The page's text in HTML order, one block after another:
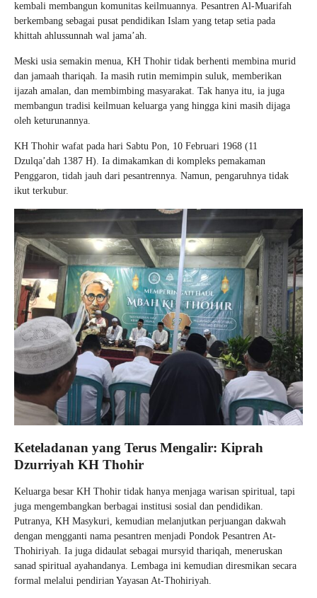
kembali membangun komunitas keilmuannya. Pesantren Al-Muarifah
berkembang sebagai pusat pendidikan Islam yang tetap setia pada
khittah ahlussunnah wal jama’ah.
Meski usia semakin menua, KH Thohir tidak berhenti membina murid
dan jamaah thariqah. Ia masih rutin memimpin suluk, memberikan
ijazah amalan, dan membimbing masyarakat. Tak hanya itu, ia juga
membangun tradisi keilmuan keluarga yang hingga kini masih dijaga
oleh keturunannya.
KH Thohir wafat pada hari Sabtu Pon, 10 Februari 1968 (11
Dzulqa’dah 1387 H). Ia dimakamkan di kompleks pemakaman
Penggaron, tidah jauh dari pesantrennya. Namun, pengaruhnya tidak
ikut terkubur.
Keteladanan yang Terus Mengalir: Kiprah
Dzurriyah KH Thohir
Keluarga besar KH Thohir tidak hanya menjaga warisan spiritual, tapi
juga mengembangkan berbagai institusi sosial dan pendidikan.
Putranya, KH Masykuri, kemudian melanjutkan perjuangan dakwah
dengan mengganti nama pesantren menjadi Pondok Pesantren At-
Thohiriyah. Ia juga didaulat sebagai mursyid thariqah, meneruskan
sanad spiritual ayahandanya. Lembaga ini kemudian diresmikan secara
formal melalui pendirian Yayasan At-Thohiriyah.